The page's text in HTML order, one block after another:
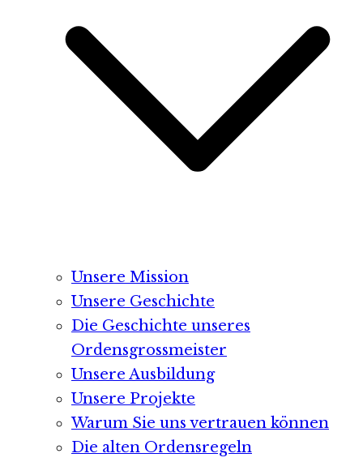
Unsere Mission
Unsere Geschichte
Die Geschichte unseres
Ordensgrossmeister
Unsere Ausbildung
Unsere Projekte
Warum Sie uns vertrauen können
Die alten Ordensregeln